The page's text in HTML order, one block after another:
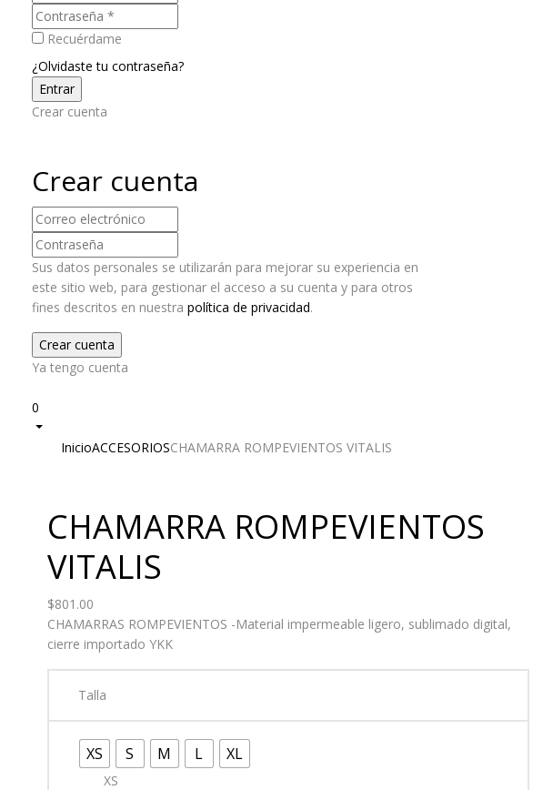
Recuérdame
¿Olvidaste tu contraseña?
Crear cuenta
Crear cuenta
Sus datos personales se utilizarán para mejorar su experiencia en
este sitio web, para gestionar el acceso a su cuenta y para otros
fines descritos en nuestra política de privacidad.
Ya tengo cuenta
0
InicioACCESORIOSCHAMARRA ROMPEVIENTOS VITALIS
CHAMARRA ROMPEVIENTOS
VITALIS
$801.00
CHAMARRAS ROMPEVIENTOS -Material impermeable ligero, sublimado digital,
cierre importado YKK
Talla
XS S M L XL
XS